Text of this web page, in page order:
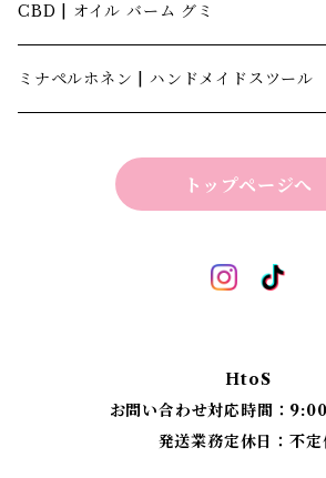
CBD | オイル バーム グミ
キャナテック | CannaTech
ミナペルホネン | ハンドメイドスツール
折り畳みスツール
丸脚四角スツール
トップページへ
HtoS
お問い合わせ対応時間：
発送業務定休日：不定